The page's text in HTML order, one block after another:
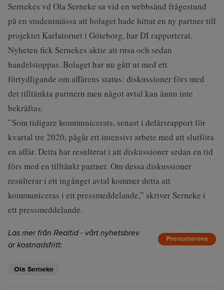
Sernekes vd Ola Serneke sa vid en webbsänd frågestund
på en studentmässa att bolaget hade hittat en ny partner till
projektet Karlatornet i Göteborg, har DI rapporterat.
Nyheten fick Sernekes aktie att rusa och sedan
handelstoppas. Bolaget har nu gått ut med ett
förtydligande om affärens status: diskussioner förs med
det tilltänkta partnern men något avtal kan ännu inte
bekräftas.
”Som tidigare kommunicerats, senast i delårsrapport för
kvartal tre 2020, pågår ett intensivt arbete med att slutföra
en affär. Detta har resulterat i att diskussioner sedan en tid
förs med en tilltänkt partner. Om dessa diskussioner
resulterar i ett ingånget avtal kommer detta att
kommuniceras i ett pressmeddelande,” skriver Serneke i
ett pressmeddelande.
Läs mer från Realtid - vårt nyhetsbrev
är kostnadsfritt:
Prenumerera
Ola Serneke